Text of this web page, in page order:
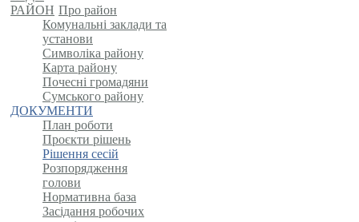
РАЙОН Про район
Комунальні заклади та
установи
Символіка району
Карта району
Почесні громадяни
Сумського району
ДОКУМЕНТИ
План роботи
Проєкти рішень
Рішення сесій
Розпорядження
голови
Нормативна база
Засідання робочих